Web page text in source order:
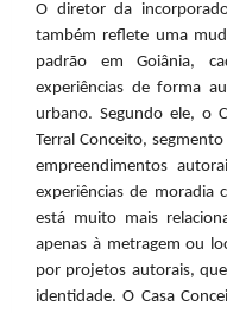
O diretor da
também reflete uma
padrão em Goiânia,
experiências de forma
urbano. Segundo ele, o
Terral Conceito,
empreendimentos
experiências de moradia
está muito mais
apenas à metragem ou
por projetos autorais,
identidade. O Casa